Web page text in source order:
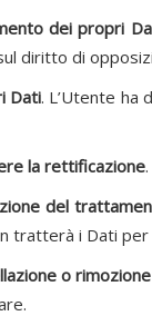
dei propri
diritto di
Dati. L’Utente
la rettificazione
del
tratterà i Dati
o